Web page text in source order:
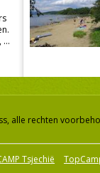
alle rechten
Tsjechië